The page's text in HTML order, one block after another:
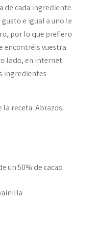
de cada ingrediente.
e igual a uno le
por lo que prefiero
encontréis vuestra
lado, en internet
ingredientes
receta. Abrazos.
un 50% de cacao